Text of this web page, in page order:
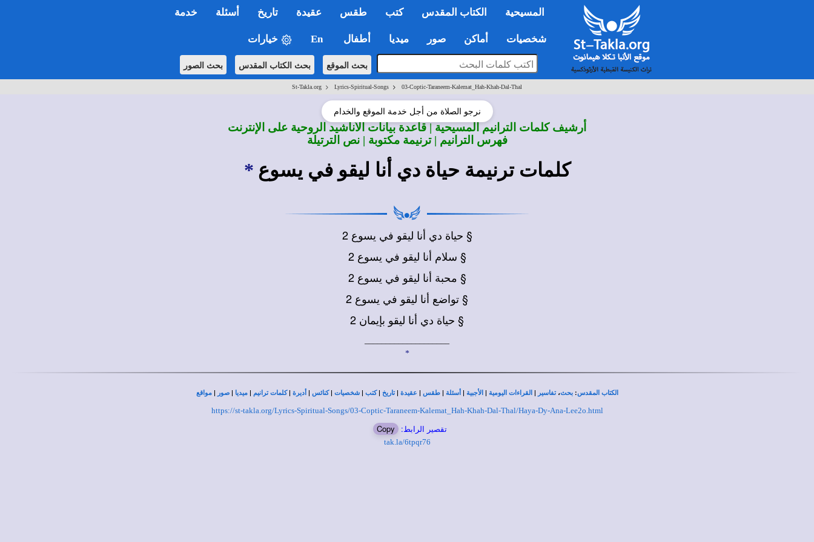
المسيحية الكتاب المقدس كتب طقس عقيدة تاريخ أسئلة خدمة
شخصيات أماكن صور ميديا أطفال En خيارات
بحث الموقع بحث الكتاب المقدس بحث الصور
St-Takla.org > Lyrics-Spiritual-Songs > 03-Coptic-Taraneem-Kalemat_Hah-Khah-Dal-Thal
نرجو الصلاة من أجل خدمة الموقع والخدام
أرشيف كلمات الترانيم المسيحية | قاعدة بيانات الأناشيد الروحية على الإنترنت
فهرس الترانيم | ترنيمة مكتوبة | نص الترتيلة
كلمات ترنيمة حياة دي أنا ليقو في يسوع *
§ حياة دي أنا ليقو في يسوع 2
§ سلام أنا ليقو في يسوع 2
§ محبة أنا ليقو في يسوع 2
§ تواضع أنا ليقو في يسوع 2
§ حياة دي أنا ليقو بإيمان 2
*
الكتاب المقدس:بحث،تفاسير | القراءات اليومية | الأجبية | أسئلة |طقس | عقيدة |تاريخ |كتب |شخصيات |كنائس | أديرة |كلمات ترانيم |ميديا |صور |مواقع
https://st-takla.org/Lyrics-Spiritual-Songs/03-Coptic-Taraneem-Kalemat_Hah-Khah-Dal-Thal/Haya-Dy-Ana-Lee2o.html
تقصير الرابط: Copy
tak.la/6tpqr76